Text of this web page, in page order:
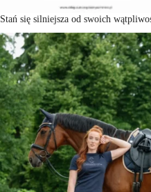
Stań się silniejsza od swoich